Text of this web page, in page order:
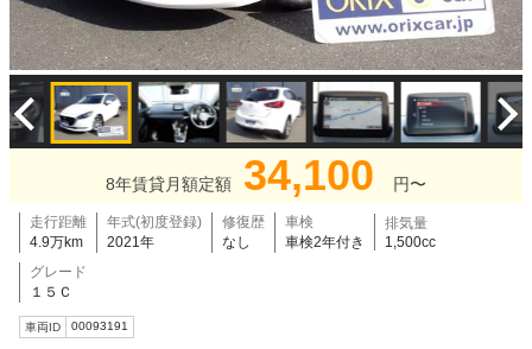
8年賃貸月額定額 34,100 円〜
走行距離
4.9万km
年式(初度登録)
2021年
修復歴
なし
車検
車検2年付き
排気量
1,500cc
グレード
１５Ｃ
車両ID 00093191